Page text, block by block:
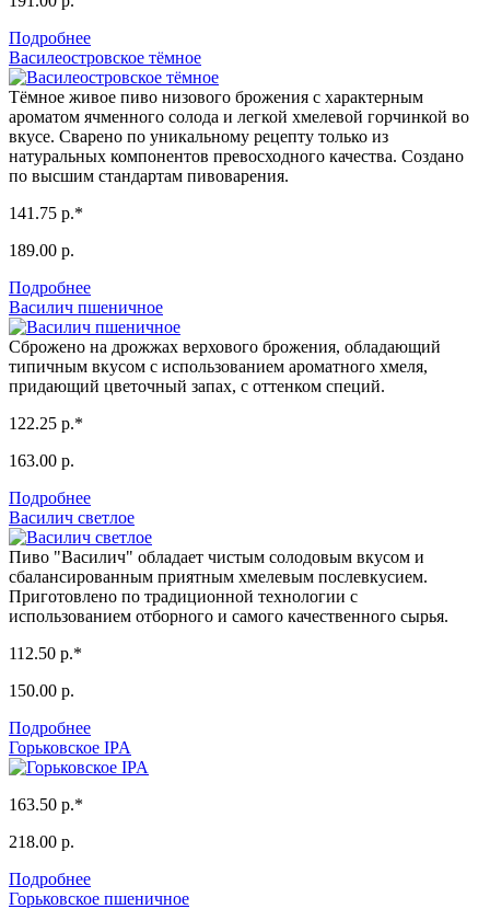
Подробнее
Василеостровское тёмное
Тёмное живое пиво низового брожения с характерным
ароматом ячменного солода и легкой хмелевой горчинкой во
вкусе. Сварено по уникальному рецепту только из
натуральных компонентов превосходного качества. Создано
по высшим стандартам пивоварения.
141.75 р.*
189.00 р.
Подробнее
Василич пшеничное
Сброжено на дрожжах верхового брожения, обладающий
типичным вкусом с использованием ароматного хмеля,
придающий цветочный запах, с оттенком специй.
122.25 р.*
163.00 р.
Подробнее
Василич светлое
Пиво "Василич" обладает чистым солодовым вкусом и
сбалансированным приятным хмелевым послевкусием.
Приготовлено по традиционной технологии с
использованием отборного и самого качественного сырья.
112.50 р.*
150.00 р.
Подробнее
Горьковское IPA
163.50 р.*
218.00 р.
Подробнее
Горьковское пшеничное